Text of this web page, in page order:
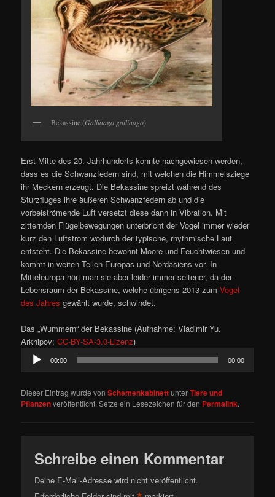
Bekassine (Gallinago gallinago)
Erst Mitte des 20. Jahrhunderts konnte nachgewiesen werden,
dass es die Schwanzfedern sind, mit welchen die Himmelsziege
ihr Meckern erzeugt. Die Bekassine spreizt während des
Sturzfluges ihre äußeren Schwanzfedern ab und die
vorbeiströmende Luft versetzt diese dann in Vibration. Mit
zitternden Flügelbewegungen unterbricht der Vogel immer wieder
kurz den Luftstrom wodurch der typische, rhythmische Laut
entsteht. Die Bekassine bewohnt Moore und Feuchtwiesen und
kommt in weiten Teilen Europas und Nordasiens vor. In
Mitteleuropa hört man sie aber leider immer seltener, da der
Lebensraum der Bekassine, welche übrigens 2013 zumVogel
des Jahres gewählt wurde, schwindet.
Das „Wummern“ der Bekassine (Aufnahme: Vladimir Yu.
Arkhipov;CC-BY-SA-3.0-Lizenz)
Audio-
Player
00:00 00:00
Dieser Eintrag wurde vonSchemenkabinettunterTiere und
Pflanzenveröffentlicht. Setze ein Lesezeichen für den Permalink.
Schreibe einen Kommentar
Deine E-Mail-Adresse wird nicht veröffentlicht.